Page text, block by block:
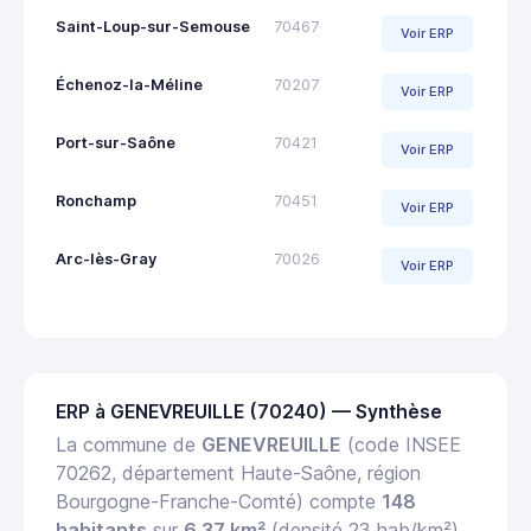
Saint-Loup-sur-Semouse 70467 Voir ERP
Échenoz-la-Méline 70207 Voir ERP
Port-sur-Saône 70421 Voir ERP
Ronchamp 70451 Voir ERP
Arc-lès-Gray 70026 Voir ERP
ERP à GENEVREUILLE (70240) — Synthèse
La commune de GENEVREUILLE (code INSEE
70262, département Haute-Saône, région
Bourgogne-Franche-Comté) compte 148